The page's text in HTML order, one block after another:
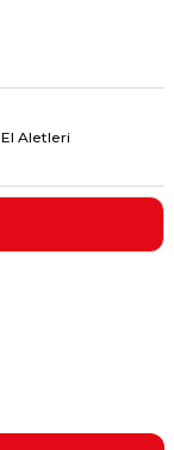
El Aletleri